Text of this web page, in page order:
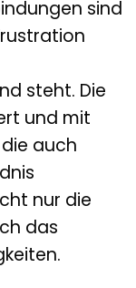
sind
steht. Die
und mit
auch
nur die
das